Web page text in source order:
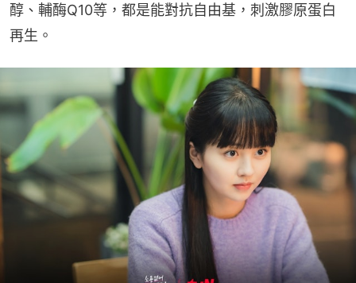
醇、輔酶Q10等，都是能對抗自由基，刺激膠原蛋白
再生。